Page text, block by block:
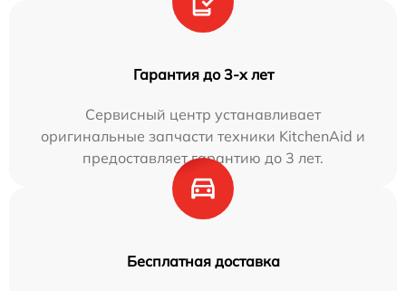
Гарантия до 3-х лет
Сервисный центр устанавливает
оригинальные запчасти техники KitchenAid и
предоставляет гарантию до 3 лет.
Бесплатная доставка